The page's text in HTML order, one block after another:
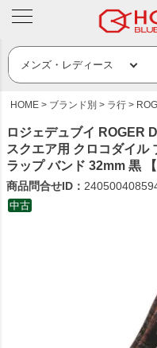
HOME ブランド別 ラ行
ロジェデュブイ ROGER
スクエア用 クロコダイル
ラップ バンド 32mm 黒
商品問合せID：
中古